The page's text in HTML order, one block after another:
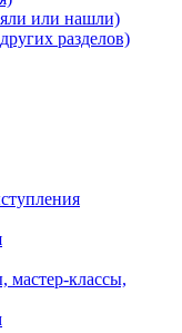
или нашли)
разделов)
мастер-классы,